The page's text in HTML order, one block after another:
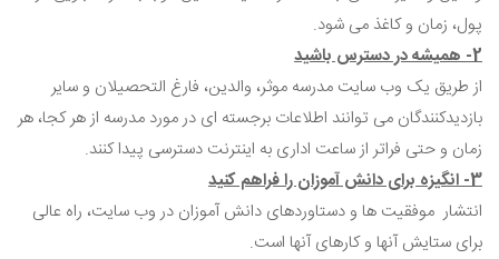
پول، زمان و کاغذ می شود.
2- همیشه در دسترس باشید
از طریق یک وب سایت مدرسه موثر، والدین، فارغ التحصیلان و سایر
بازدیدکنندگان می توانند اطلاعات برجسته ای در مورد مدرسه از هر کجا، هر
زمان و حتی فراتر از ساعت اداری به اینترنت دسترسی پیدا کنند.
3- انگیزه برای دانش آموزان را فراهم کنید
انتشار موفقیت ها و دستاوردهای دانش آموزان در وب سایت، راه عالی
برای ستایش آنها و کارهای آنها است.